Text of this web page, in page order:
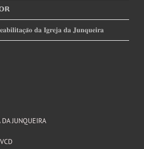
𝐝𝐚 𝐈𝐠𝐫𝐞𝐣𝐚 𝐝𝐚 𝐉𝐮𝐧𝐪𝐮𝐞𝐢𝐫𝐚
DA JUNQUEIRA